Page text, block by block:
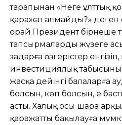
тарапынан «Неге ұлттық
қаражат алмайды?»
орай Президент бірнеше
тапсырмаларды жүзеге
заңдарға өзгерістер
инвестициялық
жасқа дейінгі балаларға
болсын, көп болсын, ең
асты. Халық осы шара
қаражатты бақылауға